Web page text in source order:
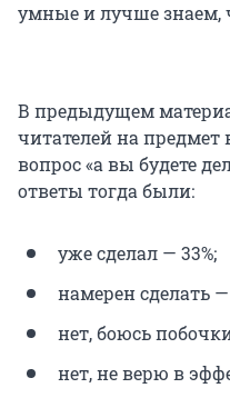
умные и лучше знаем,
В предыдущем
читателей на
вопрос «а вы будете
ответы тогда были:
уже сделал — 33%;
намерен сделать —
нет, боюсь
нет, не верю в